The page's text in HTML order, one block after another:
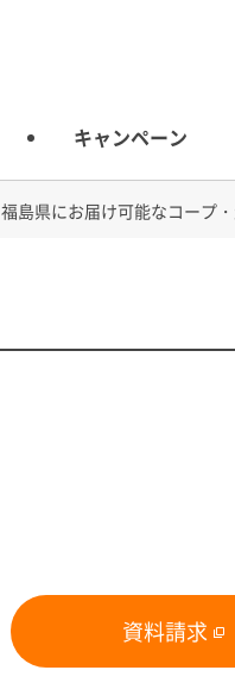
キャンペーン
福島県にお届け可能なコープ
資料請求